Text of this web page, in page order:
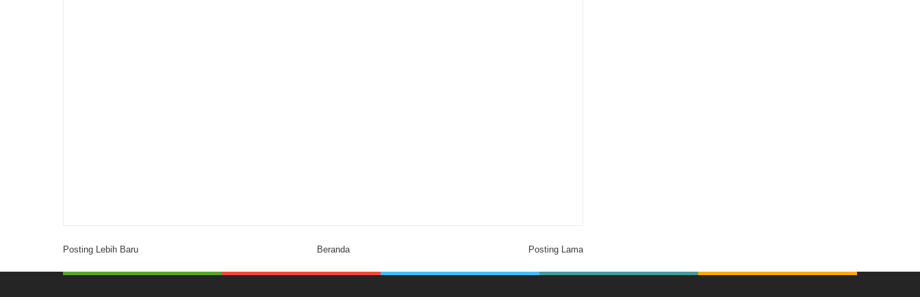
Posting Lebih Baru Posting Lama
Beranda